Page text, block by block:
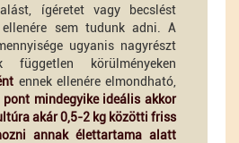
ígéretet vagy becslést
sem tudunk adni. A
ugyanis nagyrészt
körülményeken
ennek ellenére elmondható,
mindegyike ideális akkor
akár 0,5-2 kg közötti friss
annak élettartama alatt